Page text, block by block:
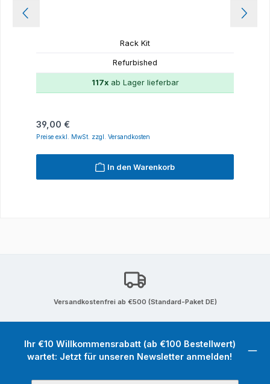
Rack Kit
Refurbished
117xab Lager lieferbar
Regulärer Preis:
39,00 €
Preise exkl. MwSt. zzgl. Versandkosten
In den Warenkorb
Versandkostenfrei ab €500 (Standard-Paket DE)
Ihr €10 Willkommensrabatt (ab €100 Bestellwert)
wartet: Jetzt für unseren Newsletter anmelden!